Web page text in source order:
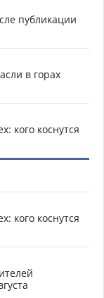
публикации
в горах
кого коснутся
кого коснутся